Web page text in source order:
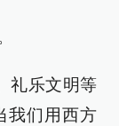
礼乐文明等
我们用西方